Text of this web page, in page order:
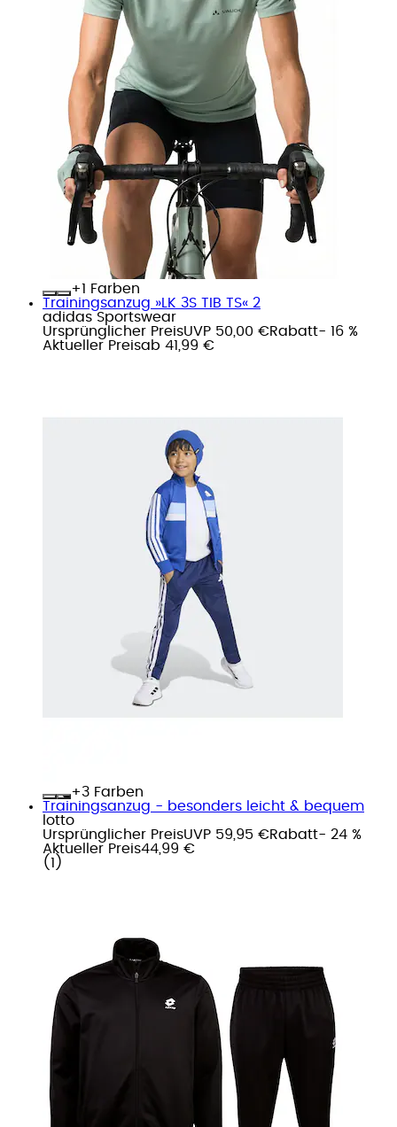
+
Farben
Trainingsanzug »LK 3S TIB TS« 2
adidas Sportswear
Ursprünglicher PreisUVP 50,00 €Rabatt- 16 %
Aktueller Preisab 41,99 €
+
Farben
Trainingsanzug - besonders leicht & bequem
lotto
Ursprünglicher PreisUVP 59,95 €Rabatt- 24 %
Aktueller Preis44,99 €
( 1 )